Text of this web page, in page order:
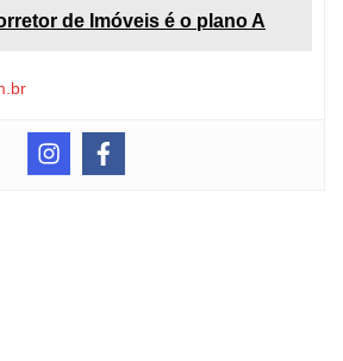
de Imóveis é o plano A